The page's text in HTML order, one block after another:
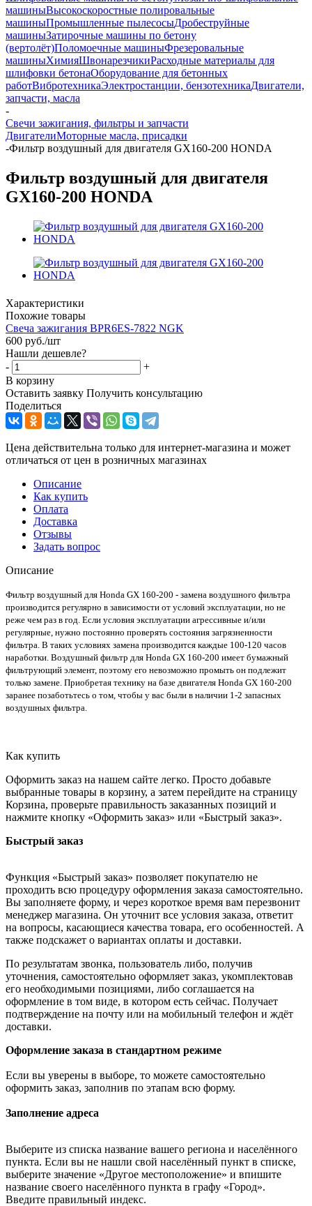
машиныВысокоскоростные полировальные
машиныПромышленные пылесосыДробеструйные
машиныЗатирочные машины по бетону
(вертолёт)Поломоечные машиныФрезеровальные
машиныХимияШвонарезчикиРасходные материалы для
шлифовки бетонаОборудование для бетонных
работВибротехникаЭлектростанции, бензотехникаДвигатели,
запчасти, масла
-
Свечи зажигания, фильтры и запчасти
ДвигателиМоторные масла, присадки
-Фильтр воздушный для двигателя GX160-200 HONDA
Фильтр воздушный для двигателя
GX160-200 HONDA
Характеристики
Похожие товары
Свеча зажигания BPR6ES-7822 NGK
600 руб./шт
Нашли дешевле?
-
+
В корзину
Оставить заявку Получить консультацию
Поделиться
Цена действительна только для интернет-магазина и может
отличаться от цен в розничных магазинах
Описание
Как купить
Оплата
Доставка
Отзывы
Задать вопрос
Описание
Фильтр воздушный для Honda GX 160-200 - замена воздушного фильтра
производится регулярно в зависимости от условий эксплуатации, но не
реже чем раз в год. Если условия эксплуатации агрессивные и/или
регулярные, нужно постоянно проверять состояния загрязненности
фильтра. В таких условиях замена производится каждые 100-120 часов
наработки. Воздушный фильтр для Honda GX 160-200 имеет бумажный
фильтрующий элемент, поэтому его невозможно промыть он подлежит
только замене. Приобретая технику на базе двигателя Honda GX 160-200
заранее позаботьтесь о том, чтобы у вас были в наличии 1-2 запасных
воздушных фильтра.
Как купить
Оформить заказ на нашем сайте легко. Просто добавьте
выбранные товары в корзину, а затем перейдите на страницу
Корзина, проверьте правильность заказанных позиций и
нажмите кнопку «Оформить заказ» или «Быстрый заказ».
Быстрый заказ
Функция «Быстрый заказ» позволяет покупателю не
проходить всю процедуру оформления заказа самостоятельно.
Вы заполняете форму, и через короткое время вам перезвонит
менеджер магазина. Он уточнит все условия заказа, ответит
на вопросы, касающиеся качества товара, его особенностей. А
также подскажет о вариантах оплаты и доставки.
По результатам звонка, пользователь либо, получив
уточнения, самостоятельно оформляет заказ, укомплектовав
его необходимыми позициями, либо соглашается на
оформление в том виде, в котором есть сейчас. Получает
подтверждение на почту или на мобильный телефон и ждёт
доставки.
Оформление заказа в стандартном режиме
Если вы уверены в выборе, то можете самостоятельно
оформить заказ, заполнив по этапам всю форму.
Заполнение адреса
Выберите из списка название вашего региона и населённого
пункта. Если вы не нашли свой населённый пункт в списке,
выберите значение «Другое местоположение» и впишите
название своего населённого пункта в графу «Город».
Введите правильный индекс.